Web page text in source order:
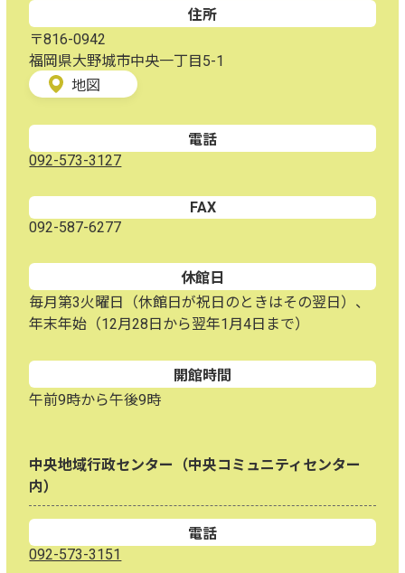
住所
〒816-0942
福岡県大野城市中央一丁目5-1
地図
電話
092-573-3127
FAX
092-587-6277
休館日
毎月第3火曜日（休館日が祝日のときはその翌日）、
年末年始（12月28日から翌年1月4日まで）
開館時間
午前9時から午後9時
中央地域行政センター（中央コミュニティセンター
内）
電話
092-573-3151